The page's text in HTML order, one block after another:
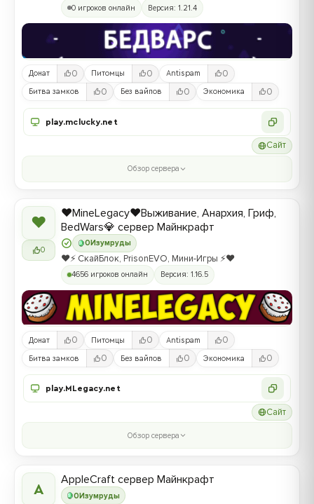
0 игроков онлайн Версия: 1.21.4
Донат 0 Питомцы 0 Antispam 0
Битва замков 0 Без вайпов 0 Экономика 0
play.mclucky.net
Сайт
Обзор сервера
❤
0
0 Изумруды
❤️MineLegacy❤️Выживание, Анархия, Гриф,
BedWars💎 сервер Майнкрафт
❤️⚡️ СкайБлок, PrisonEVO, Мини-Игры ⚡️❤️
4656 игроков онлайн Версия: 1.16.5
Донат 0 Питомцы 0 Antispam 0
Битва замков 0 Без вайпов 0 Экономика 0
play.MLegacy.net
Сайт
Обзор сервера
A 0Изумруды
AppleCraft сервер Майнкрафт